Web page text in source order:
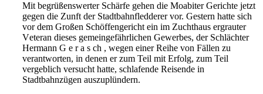
Mit begrüßenswerter Schärfe gehen die Moabiter Gerichte jetzt
gegen die Zunft der Stadtbahnfledderer vor. Gestern hatte sich
vor dem Großen Schöffengericht ein im Zuchthaus ergrauter
Veteran dieses gemeingefährlichen Gewerbes, der Schlächter
Hermann G e r a s ch , wegen einer Reihe von Fällen zu
verantworten, in denen er zum Teil mit Erfolg, zum Teil
vergeblich versucht hatte, schlafende Reisende in
Stadtbahnzügen auszuplündern.